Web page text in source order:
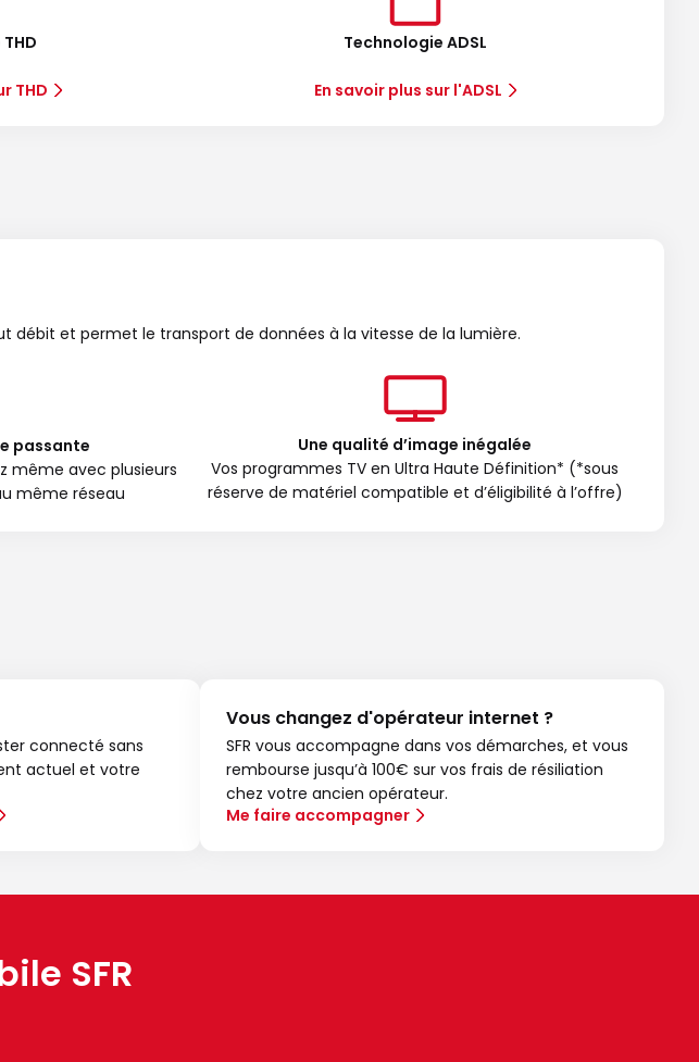
THD
Technologie ADSL
En savoir plus sur l'ADSL
débit et permet le transport de données à la vitesse de la lumière.
passante
même avec plusieurs
même réseau
Une qualité d’image inégalée
Vos programmes TV en Ultra Haute Définition* (*sous
réserve de matériel compatible et d’éligibilité à l’offre)
connecté sans
actuel et votre
Vous changez d'opérateur internet ?
SFR vous accompagne dans vos démarches, et vous
rembourse jusqu’à 100€ sur vos frais de résiliation
chez votre ancien opérateur.
Me faire accompagner
SFR